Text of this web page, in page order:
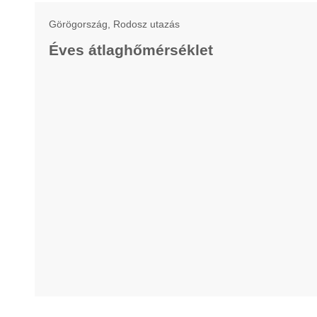
Görögország, Rodosz utazás
Éves átlaghőmérséklet